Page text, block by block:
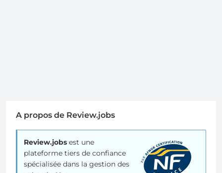
A propos de Review.jobs
Review.jobs est une
plateforme tiers de confiance
spécialisée dans la gestion des